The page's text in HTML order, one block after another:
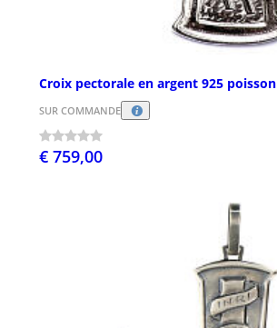
Croix pectorale en argent 925 poisson
SUR COMMANDE
€ 759,00